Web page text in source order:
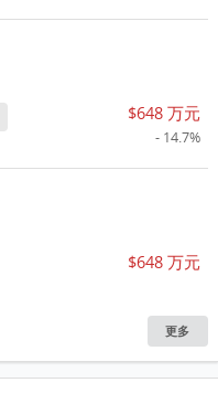
$648 万元
- 14.7%
$648 万元
更多